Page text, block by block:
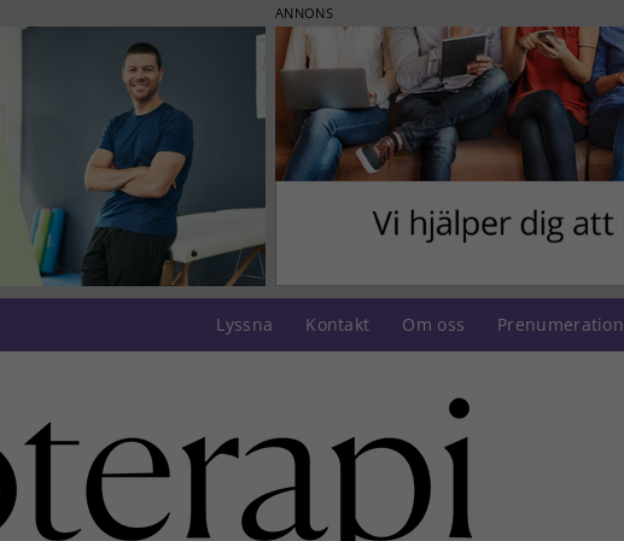
ANNONS
Lyssna Kontakt Om oss Prenumeration